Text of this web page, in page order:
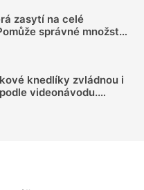
zasytí na celé
správné množství
knedlíky zvládnou i
videonávodu.